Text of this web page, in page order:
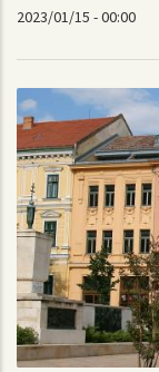
2023/01/15 - 00:00